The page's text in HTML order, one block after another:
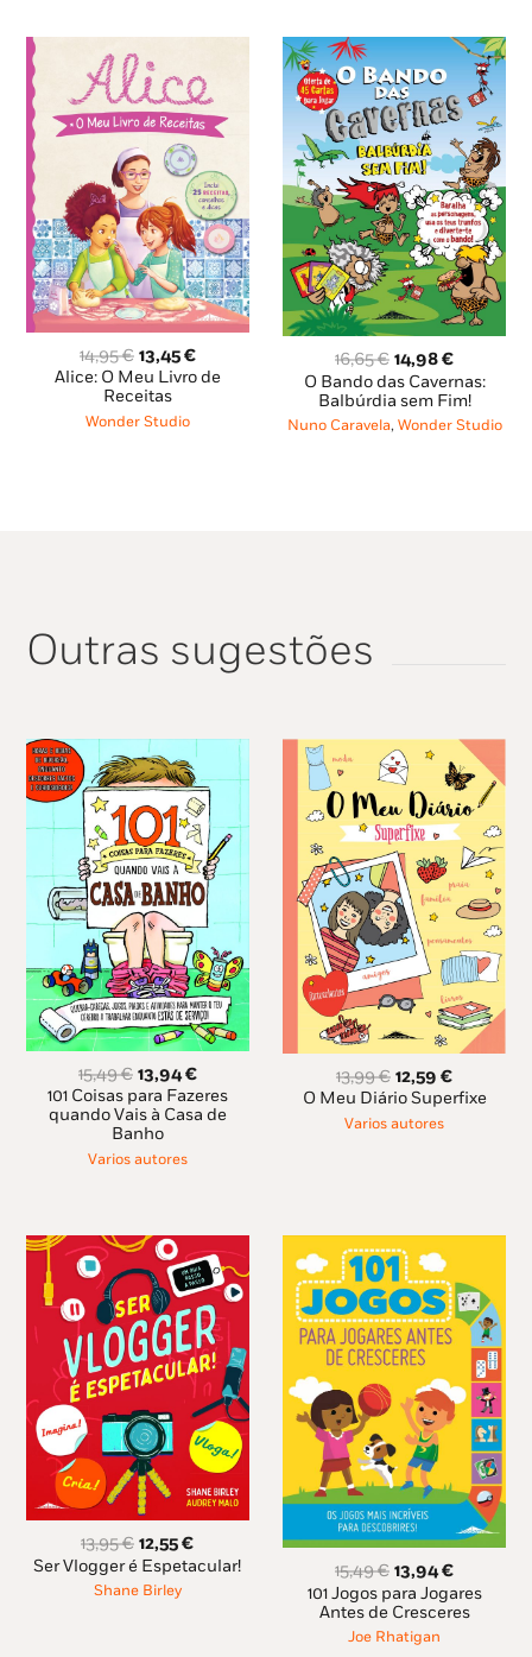
14,95€ O
preço
original
era:
13,45€O
preço
Alice: O Meu Livro de
Receitas
Wonder Studio
16,65€ O
preço
original
era:
14,98€O
preço
atual
é:
O Bando das Cavernas:
Balbúrdia sem Fim!
Nuno Caravela, Wonder Studio
Outras sugestões
15,49€ O
preço
original
era:
15,49 €.
13,94€O
preço
atual
101 Coisas para Fazeres
quando Vais à Casa de
Banho
Varios autores
13,99€ O
preço
original
12,59€O
preço
O Meu Diário Superfixe
Varios autores
13,95€ O
preço
original
12,55€O
preço
Ser Vlogger é Espetacular!
Shane Birley
15,49€ O
preço
original
era:
13,94€O
preço
atual
101 Jogos para Jogares
Antes de Cresceres
Joe Rhatigan